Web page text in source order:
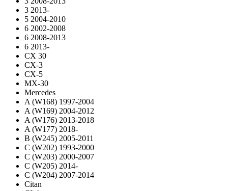
3 2013-
5 2004-2010
6 2002-2008
6 2008-2013
6 2013-
CX 30
CX-3
CX-5
MX-30
Mercedes
A (W168) 1997-2004
A (W169) 2004-2012
A (W176) 2013-2018
A (W177) 2018-
B (W245) 2005-2011
C (W202) 1993-2000
C (W203) 2000-2007
C (W205) 2014-
C (W204) 2007-2014
Citan